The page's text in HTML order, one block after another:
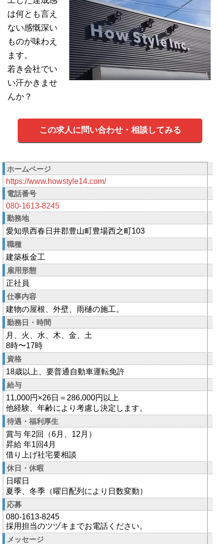
は何とも言え
ない感慨深い
ものが味わえ
ます。
若き会社でい
い汗かきませ
んか？
この求人に問い合わせ・相談してみる
ホームページ
https://www.howstyle14.com/
電話番号
080-1613-8245
勤務地
愛知県西春日井郡豊山町豊場西之町103
職種
建築板金工
雇用形態
正社員
仕事内容
建物の屋根、外壁、雨樋の施工。
勤務日・時間
月、火、水、木、金、土
8時〜17時
資格
18歳以上、要普通自動車運転免許
給与
11,000円×26日＝286,000円以上
他経験、年齢により考慮し決定します。
待遇・福利厚生
賞与 年2回（6月、12月）
昇給 年1回4月
借り上げ社宅要相談
休日・休暇
日曜日
夏季、冬季（曜日配列により日数変動）
応募
080-1613-8245
採用担当のツヅキまでお電話ください。
メッセージ